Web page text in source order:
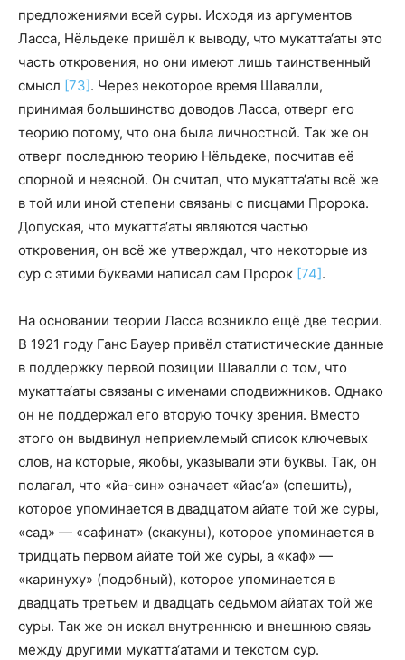
предложениями всей суры. Исходя из аргументов
Ласса, Нёльдеке пришёл к выводу, что мукатта‘аты это
часть откровения, но они имеют лишь таинственный
смысл [73]. Через некоторое время Шавалли,
принимая большинство доводов Ласса, отверг его
теорию потому, что она была личностной. Так же он
отверг последнюю теорию Нёльдеке, посчитав её
спорной и неясной. Он считал, что мукатта‘аты всё же
в той или иной степени связаны с писцами Пророка.
Допуская, что мукатта‘аты являются частью
откровения, он всё же утверждал, что некоторые из
сур с этими буквами написал сам Пророк [74].
На основании теории Ласса возникло ещё две теории.
В 1921 году Ганс Бауер привёл статистические данные
в поддержку первой позиции Шавалли о том, что
мукатта‘аты связаны с именами сподвижников. Однако
он не поддержал его вторую точку зрения. Вместо
этого он выдвинул неприемлемый список ключевых
слов, на которые, якобы, указывали эти буквы. Так, он
полагал, что «йа-син» означает «йас‘а» (спешить),
которое упоминается в двадцатом айате той же суры,
«сад» — «сафинат» (скакуны), которое упоминается в
тридцать первом айате той же суры, а «каф» —
«каринуху» (подобный), которое упоминается в
двадцать третьем и двадцать седьмом айатах той же
суры. Так же он искал внутреннюю и внешнюю связь
между другими мукатта‘атами и текстом сур.